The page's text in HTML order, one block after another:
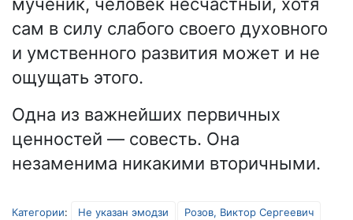
сам в силу слабого своего духовного
и умственного развития может и не
ощущать этого.
Одна из важнейших первичных
ценностей — совесть. Она
незаменима никакими вторичными.
Категории: Не указан эмодзи
Розов, Виктор Сергеевич